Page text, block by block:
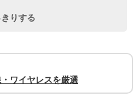
りする
ワイヤレスを厳選